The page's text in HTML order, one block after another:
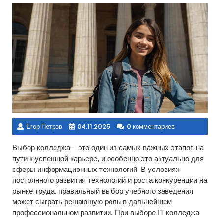
Егор Петров 04.11.2025 0 комментариев
Выбор колледжа – это один из самых важных этапов на
пути к успешной карьере, и особенно это актуально для
сферы информационных технологий. В условиях
постоянного развития технологий и роста конкуренции на
рынке труда, правильный выбор учебного заведения
может сыграть решающую роль в дальнейшем
профессиональном развитии. При выборе IT колледжа